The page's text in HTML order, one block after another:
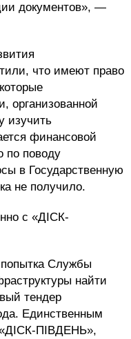
документов», —
что имеют право
организованной
изучить
финансовой
по поводу
в Государственную
не получило.
с «ДІСК-
попытка Службы
найти
тендер
Единственным
ПІВДЕНЬ»,